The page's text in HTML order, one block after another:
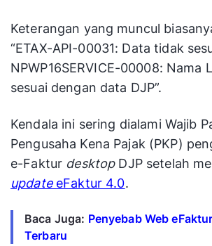
Keterangan yang muncul
“ETAX-API-00031: Data tidak
NPWP16SERVICE-00008: Nama
sesuai dengan data DJP”.
Kendala ini sering dialami Wajib
Pengusaha Kena Pajak (PKP)
e-Faktur desktop DJP setelah
update eFaktur 4.0.
Baca Juga: Penyebab Web
Terbaru